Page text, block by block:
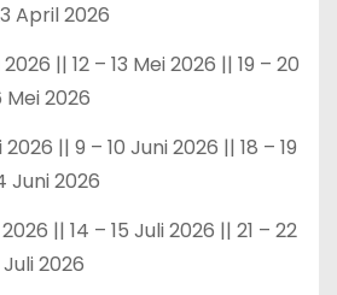
April 2026
|| 12 – 13 Mei 2026 || 19 – 20
Mei 2026
|| 9 – 10 Juni 2026 || 18 – 19
Juni 2026
|| 14 – 15 Juli 2026 || 21 – 22
2026